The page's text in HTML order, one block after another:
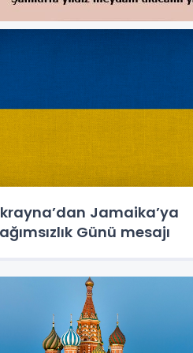
Jamaika’ya
Günü mesajı